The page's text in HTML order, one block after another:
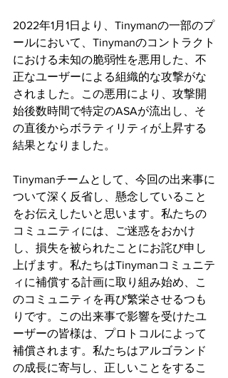
2022年1月1日より、Tinymanの一部のプ
ールにおいて、Tinymanのコントラクト
における未知の脆弱性を悪用した、不
正なユーザーによる組織的な攻撃がな
されました。この悪用により、攻撃開
始後数時間で特定のASAが流出し、そ
の直後からボラティリティが上昇する
結果となりました。
Tinymanチームとして、今回の出来事に
ついて深く反省し、懸念していること
をお伝えしたいと思います。私たちの
コミュニティには、ご迷惑をおかけ
し、損失を被られたことにお詫び申し
上げます。私たちはTinymanコミュニテ
ィに補償する計画に取り組み始め、こ
のコミュニティを再び繁栄させるつも
りです。この出来事で影響を受けたユ
ーザーの皆様は、プロトコルによって
補償されます。私たちはアルゴランド
の成長に寄与し、正しいことをするこ